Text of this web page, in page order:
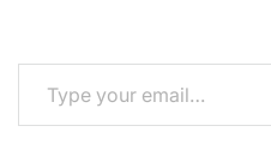
Type your email…